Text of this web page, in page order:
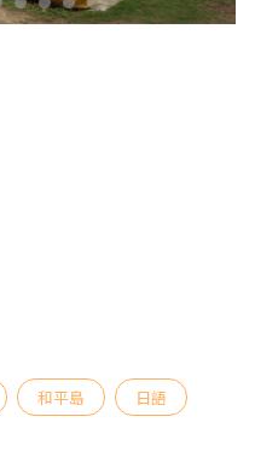
和平島 日語